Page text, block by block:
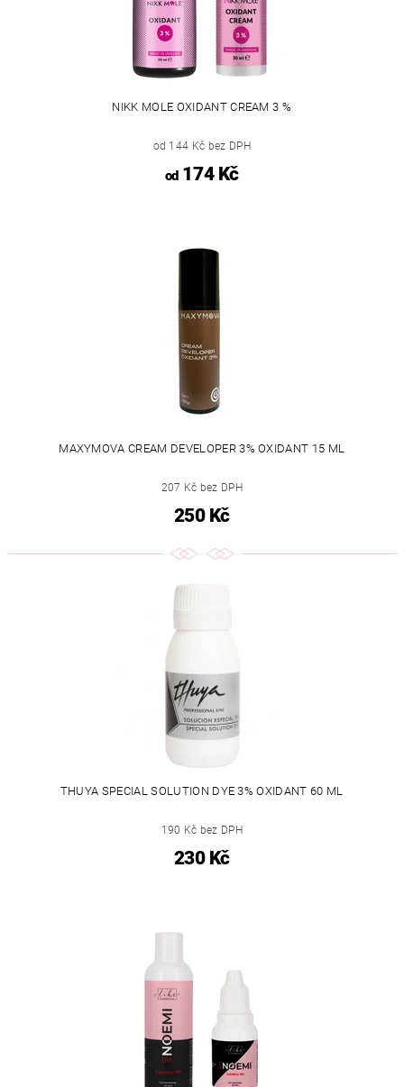
NIKK MOLE OXIDANT CREAM 3 %
od 144 Kč bez DPH
od174 Kč
MAXYMOVA CREAM DEVELOPER 3% OXIDANT 15 ML
207 Kč bez DPH
250 Kč
THUYA SPECIAL SOLUTION DYE 3% OXIDANT 60 ML
190 Kč bez DPH
230 Kč